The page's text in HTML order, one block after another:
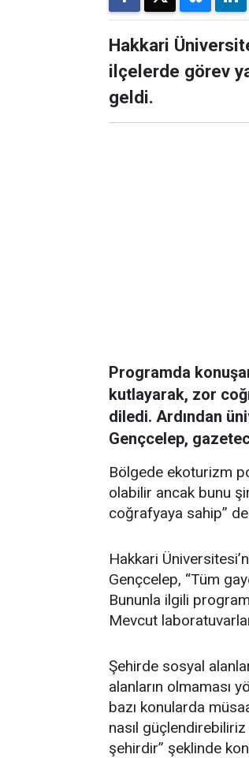
Hakkari
ilçelerde görev
geldi.
Programda
kutlayarak, zor
diledi. Ardından
Gençcelep,
Bölgede ekoturizm
olabilir ancak bunu
coğrafyaya sahip”
Hakkari
Gençcelep, “Tüm
Bununla ilgili
Mevcut
Şehirde sosyal
alanların olmaması
bazı konularda
nasıl
şehirdir” şeklinde